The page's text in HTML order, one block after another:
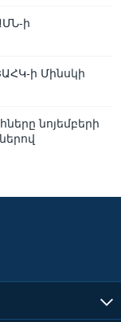
ի
ի Մինսկի
նոյեմբերի